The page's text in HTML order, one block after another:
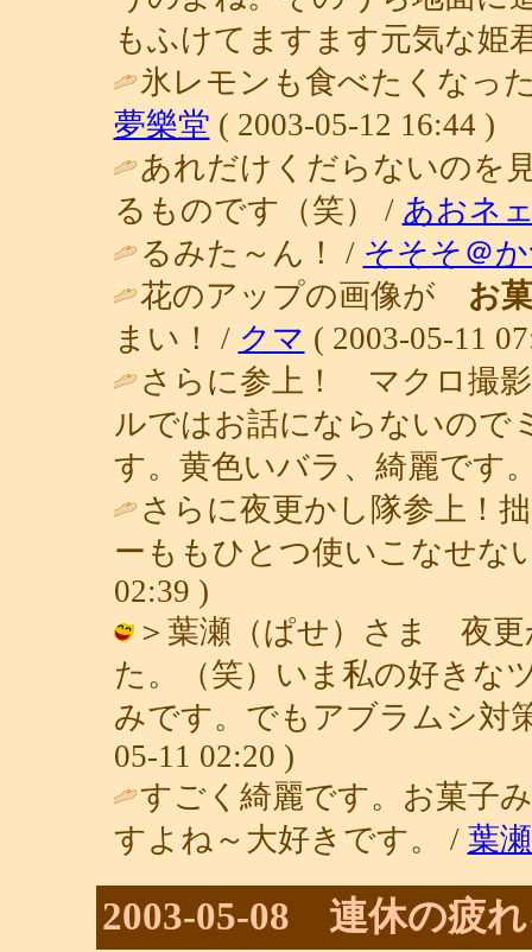
もふけてますます元気な姫
氷レモンも食べたくなっ
夢樂堂 ( 2003-05-12 16:44 )
あれだけくだらないのを
るものです（笑） / あおネ
るみた～ん！ / そそそ＠
花のアップの画像が お
まい！ / クマ ( 2003-05-11
さらに参上！ マクロ撮
ルではお話にならないので
す。黄色いバラ、綺麗です
さらに夜更かし隊参上！
ーももひとつ使いこなせな
02:39 )
＞葉瀬（ぱせ）さま 夜更
た。（笑）いま私の好きな
みです。でもアブラムシ対
05-11 02:20 )
すごく綺麗です。お菓子
すよね～大好きです。 / 葉
2003-05-08 連休の疲